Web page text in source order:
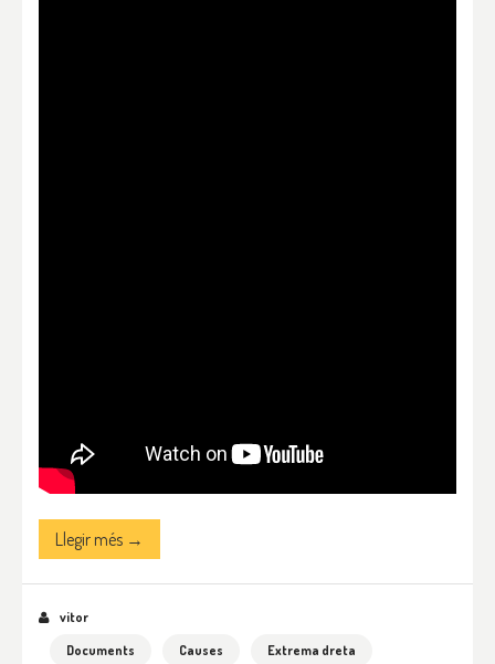
Llegir més →
vitor
Documents
Causes
Extrema dreta